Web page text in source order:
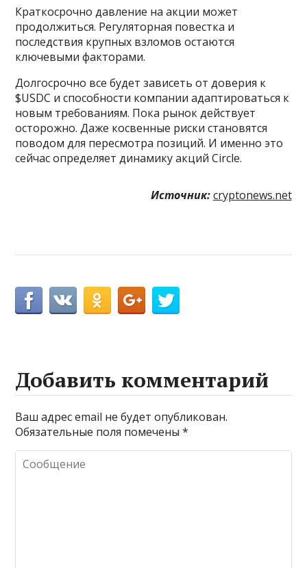
Краткосрочно давление на акции может
продолжиться. Регуляторная повестка и
последствия крупных взломов остаются
ключевыми факторами.
Долгосрочно все будет зависеть от доверия к
$USDC и способности компании адаптироваться к
новым требованиям. Пока рынок действует
осторожно. Даже косвенные риски становятся
поводом для пересмотра позиций. И именно это
сейчас определяет динамику акций Circle.
Источник: cryptonews.net
Добавить комментарий
Ваш адрес email не будет опубликован.
Обязательные поля помечены*